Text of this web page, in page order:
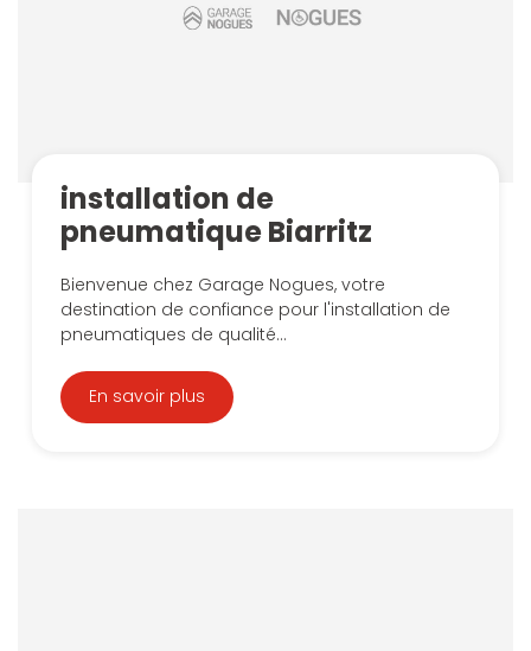
installation de
pneumatique Biarritz
Bienvenue chez Garage Nogues, votre
destination de confiance pour l'installation de
pneumatiques de qualité...
En savoir plus